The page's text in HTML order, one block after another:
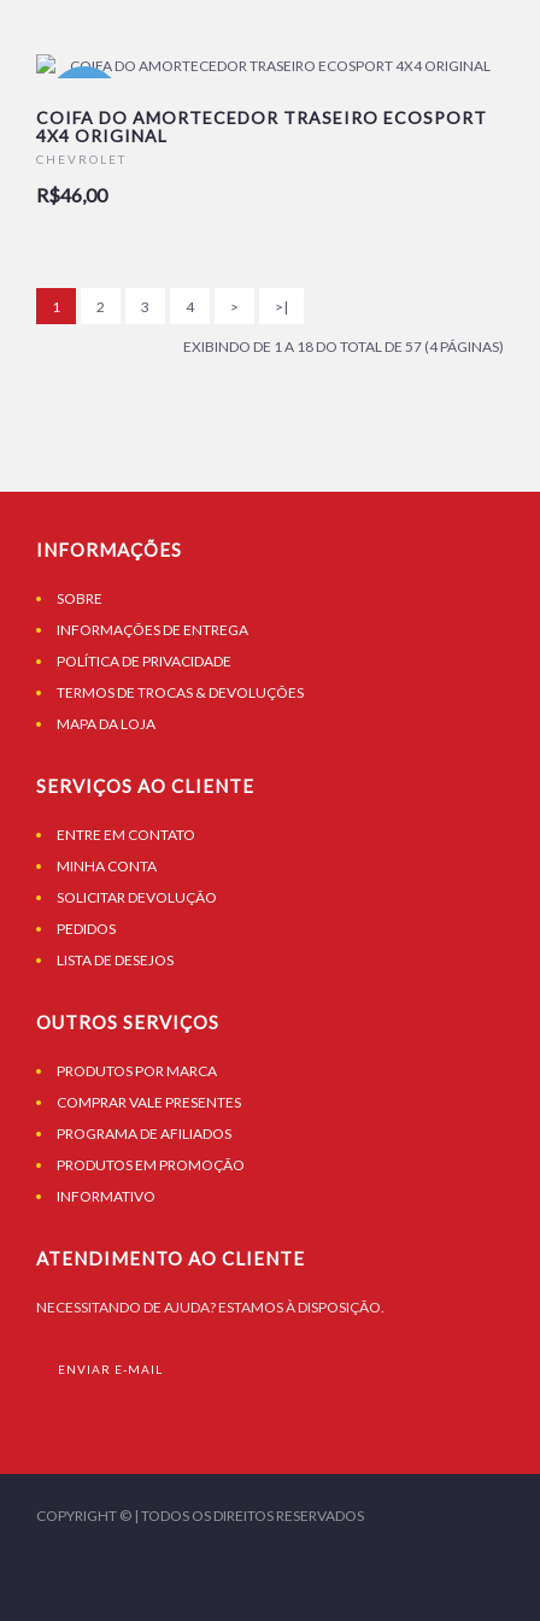
COIFA DO AMORTECEDOR TRASEIRO ECOSPORT
4X4 ORIGINAL
CHEVROLET
R$46,00
1 2 3 4 > >|
EXIBINDO DE 1 A 18 DO TOTAL DE 57 (4 PÁGINAS)
INFORMAÇÕES
SOBRE
INFORMAÇÕES DE ENTREGA
POLÍTICA DE PRIVACIDADE
TERMOS DE TROCAS & DEVOLUÇÕES
MAPA DA LOJA
SERVIÇOS AO CLIENTE
ENTRE EM CONTATO
MINHA CONTA
SOLICITAR DEVOLUÇÃO
PEDIDOS
LISTA DE DESEJOS
OUTROS SERVIÇOS
PRODUTOS POR MARCA
COMPRAR VALE PRESENTES
PROGRAMA DE AFILIADOS
PRODUTOS EM PROMOÇÃO
INFORMATIVO
ATENDIMENTO AO CLIENTE
NECESSITANDO DE AJUDA? ESTAMOS À DISPOSIÇÃO.
ENVIAR E-MAIL
COPYRIGHT © | TODOS OS DIREITOS RESERVADOS